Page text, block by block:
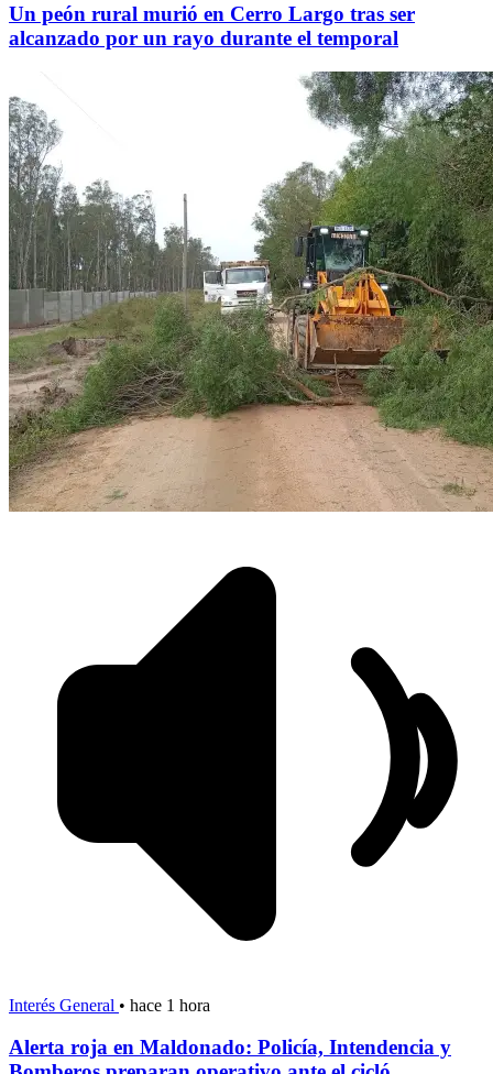
Un peón rural murió en Cerro Largo tras ser
alcanzado por un rayo durante el temporal
Interés General • hace 1 hora
Alerta roja en Maldonado: Policía, Intendencia y